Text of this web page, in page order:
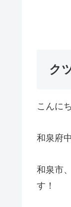
ク
こんに
和泉府
和泉市
す！